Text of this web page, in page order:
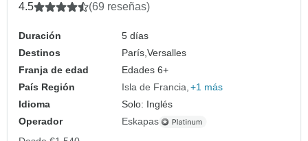
4.5 (69 reseñas)
Duración
5 días
Destinos
París,Versalles
Franja de edad
Edades 6+
País Región
Isla de Francia +1 más
Idioma
Solo: Inglés
Operador
Eskapas